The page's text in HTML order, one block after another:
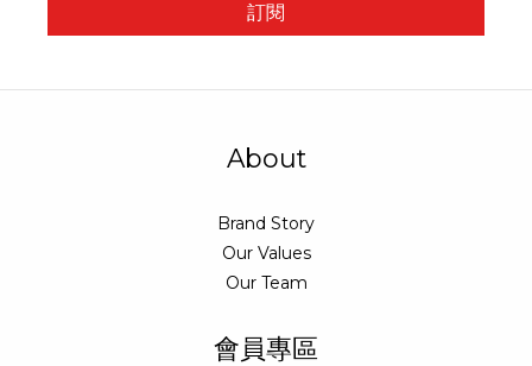
訂閱
About
Brand Story
Our Values
Our Team
會員專區